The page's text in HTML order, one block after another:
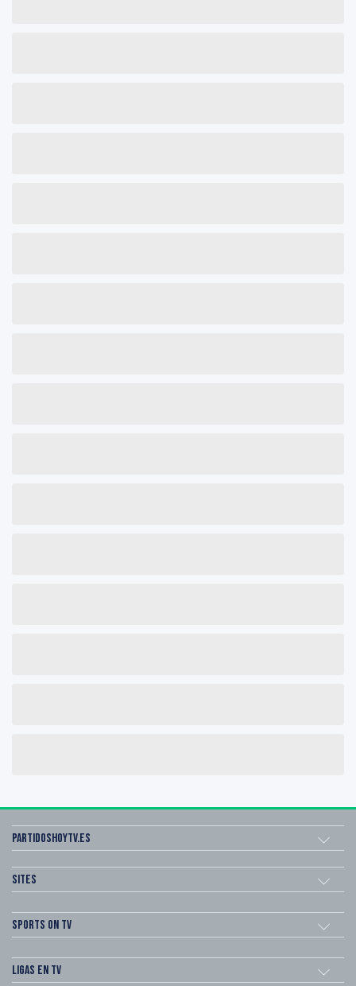
Partidoshoytv.es
Sites
Sports on TV
Ligas en TV